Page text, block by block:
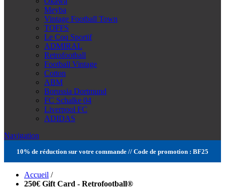
Meyba
Vintage Football Town
TOFFS
Le Coq Sportif
ADMIRAL
Retrofootball
Football Vintage
Cotton
ABM
Borussia Dortmund
FC Schalke 04
Liverpool FC
ADIDAS
Navigation
10% de réduction sur votre commande // Code de promotion : BF25
Accueil /
250€ Gift Card - Retrofootball®